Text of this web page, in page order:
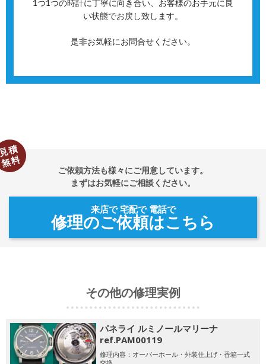
1つ1つの時計に丁寧に向き合い、お客様のお手元に良
い状態でお戻し致します。
是非お気軽にお問合せください。
ご依頼方法も様々にご用意しています。
まずはお気軽にご相談ください。
来店で 宅配で 電話で
修理のご依頼はこちら
積
無料
その他の修理実例
パネライ ルミノールマリーナ
ref.PAM00119
修理内容：オーバーホール・外装仕上げ・香箱一式